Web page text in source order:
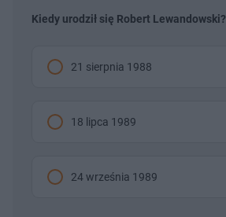
Kiedy urodził się Robert Lewandowski?
21 sierpnia 1988
18 lipca 1989
24 września 1989